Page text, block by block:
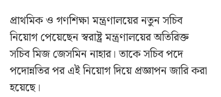
প্রাথমিক ও গণশিক্ষা মন্ত্রণালয়ের নতুন সচিব
নিয়োগ পেয়েছেন স্বরাষ্ট্র মন্ত্রণালয়ের অতিরিক্ত
সচিব মিজ জেসমিন নাহার। তাকে সচিব পদে
পদোন্নতির পর এই নিয়োগ দিয়ে প্রজ্ঞাপন জারি করা
হয়েছে।